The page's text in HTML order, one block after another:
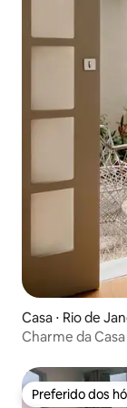
Casa ⋅ Rio de
Charme da
Preferido dos
Preferido dos